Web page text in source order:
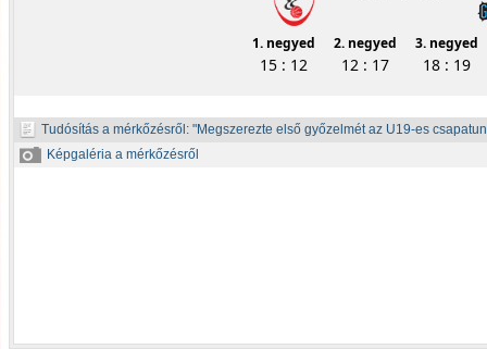
1. negyed 2. negyed 3. negyed
15 : 12 12 : 17 18 : 19
Tudósítás a mérkőzésről:
Megszerezte első győzelmét az U19-es
Képgaléria a mérkőzésről